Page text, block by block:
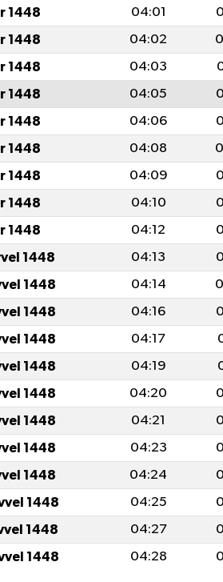
1448 04:01
1448 04:02
1448 04:03
1448 04:05
1448 04:06
1448 04:08
1448 04:09
1448 04:10
1448 04:12
1448 04:13
1448 04:14
1448 04:16
1448 04:17
1448 04:19
1448 04:20
1448 04:21
1448 04:23
1448 04:24
1448 04:25
1448 04:27
1448 04:28